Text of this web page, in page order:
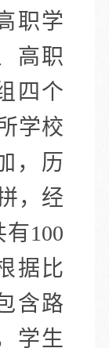
职学
高职
四个
学校
，历
，经
100
据比
含路
学生